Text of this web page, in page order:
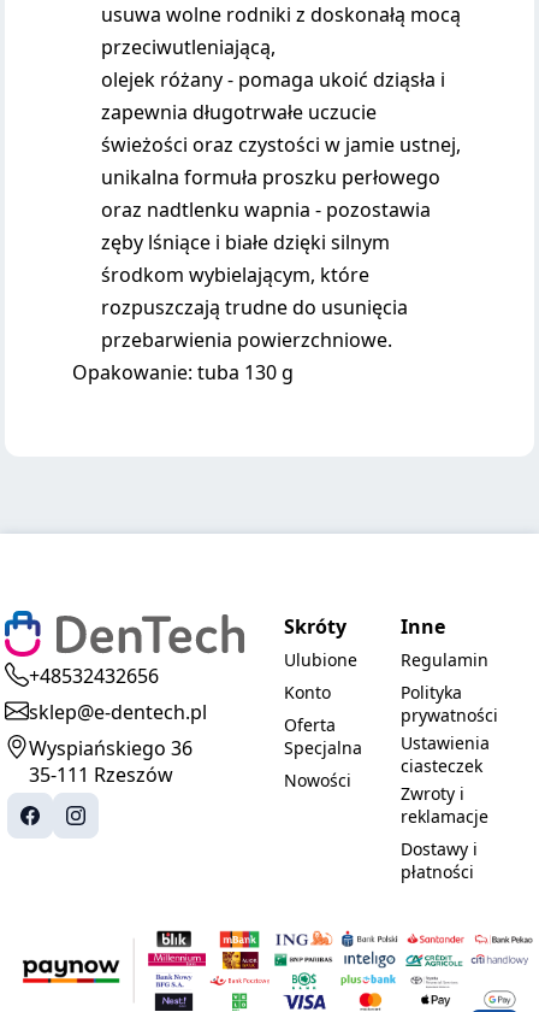
usuwa wolne rodniki z doskonałą mocą
przeciwutleniającą,
olejek różany - pomaga ukoić dziąsła i
zapewnia długotrwałe uczucie
świeżości oraz czystości w jamie ustnej,
unikalna formuła proszku perłowego
oraz nadtlenku wapnia - pozostawia
zęby lśniące i białe dzięki silnym
środkom wybielającym, które
rozpuszczają trudne do usunięcia
przebarwienia powierzchniowe.
Opakowanie: tuba 130 g
+48532432656
sklep@e-dentech.pl
Wyspiańskiego 36
35-111 Rzeszów
Skróty
Ulubione
Konto
Oferta
Specjalna
Nowości
Inne
Regulamin
Polityka
prywatności
Ustawienia
ciasteczek
Zwroty i
reklamacje
Dostawy i
płatności